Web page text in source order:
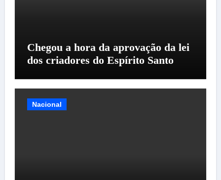
Chegou a hora da aprovação da lei
dos criadores do Espírito Santo
Nacional